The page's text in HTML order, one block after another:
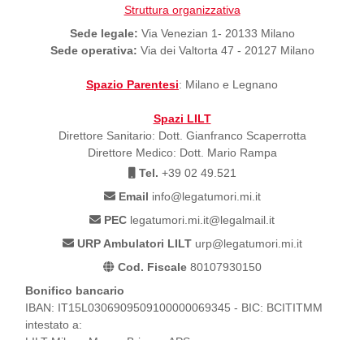
Struttura organizzativa
Sede legale: Via Venezian 1- 20133 Milano
Sede operativa: Via dei Valtorta 47 - 20127 Milano
Spazio Parentesi: Milano e Legnano
Spazi LILT
Direttore Sanitario: Dott. Gianfranco Scaperrotta
Direttore Medico: Dott. Mario Rampa
Tel. +39 02 49.521
Email info@legatumori.mi.it
PEC legatumori.mi.it@legalmail.it
URP Ambulatori LILTurp@legatumori.mi.it
Cod. Fiscale80107930150
Bonifico bancario
IBAN: IT15L0306909509100000069345 - BIC: BCITITMM
intestato a: